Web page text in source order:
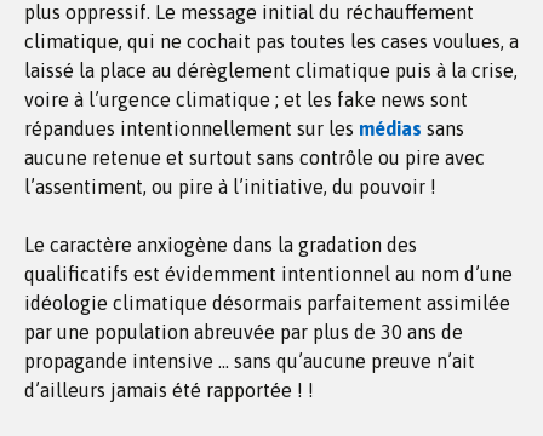
plus oppressif. Le message initial du réchauffement
climatique, qui ne cochait pas toutes les cases voulues, a
laissé la place au dérèglement climatique puis à la crise,
voire à l’urgence climatique ; et les fake news sont
répandues intentionnellement sur les médias sans
aucune retenue et surtout sans contrôle ou pire avec
l’assentiment, ou pire à l’initiative, du pouvoir !
Le caractère anxiogène dans la gradation des
qualificatifs est évidemment intentionnel au nom d’une
idéologie climatique désormais parfaitement assimilée
par une population abreuvée par plus de 30 ans de
propagande intensive … sans qu’aucune preuve n’ait
d’ailleurs jamais été rapportée ! !